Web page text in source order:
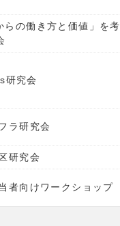
らの働き方と価値」を考
研究会
ラ研究会
研究会
者向けワークショップ